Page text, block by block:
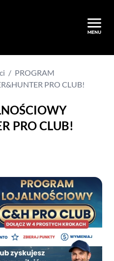
/ PROGRAM
PRO CLUB!
PRO CLUB!